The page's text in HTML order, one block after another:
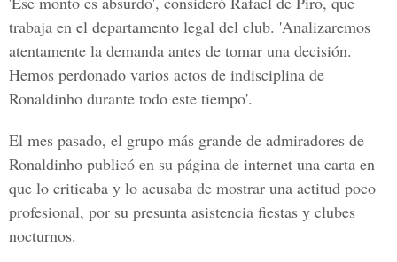
trabaja en el departamento legal del club. 'Analizaremos
atentamente la demanda antes de tomar una decisión.
Hemos perdonado varios actos de indisciplina de
Ronaldinho durante todo este tiempo'.
El mes pasado, el grupo más grande de admiradores de
Ronaldinho publicó en su página de internet una carta en
que lo criticaba y lo acusaba de mostrar una actitud poco
profesional, por su presunta asistencia fiestas y clubes
nocturnos.